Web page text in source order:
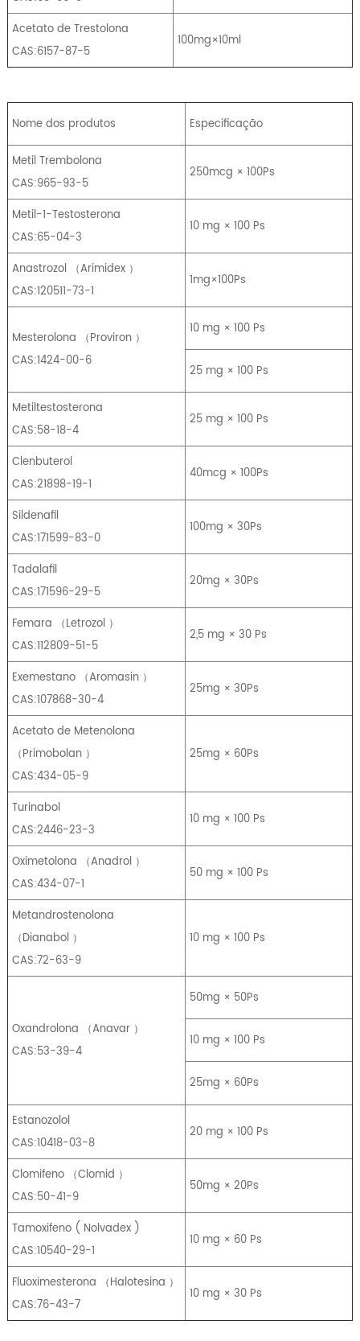
Acetato de Trestolona
CAS:6157-87-5
100mg×10ml
Nome dos produtos Especificação
Metil Trembolona
CAS:965-93-5
250mcg × 100Ps
Metil-1-Testosterona
CAS:65-04-3
10 mg × 100 Ps
Anastrozol （Arimidex ）
CAS:120511-73-1
1mg×100Ps
Mesterolona （Proviron ）
CAS:1424-00-6
10 mg × 100 Ps
25 mg × 100 Ps
Metiltestosterona
CAS:58-18-4
25 mg × 100 Ps
Clenbuterol
CAS:21898-19-1
40mcg × 100Ps
Sildenafil
CAS:171599-83-0
100mg × 30Ps
Tadalafil
CAS:171596-29-5
20mg × 30Ps
Femara （Letrozol ）
CAS:112809-51-5
2,5 mg × 30 Ps
Exemestano （Aromasin ）
CAS:107868-30-4
25mg × 30Ps
Acetato de Metenolona
（Primobolan ）
CAS:434-05-9
25mg × 60Ps
Turinabol
CAS:2446-23-3
10 mg × 100 Ps
Oximetolona （Anadrol ）
CAS:434-07-1
50 mg × 100 Ps
Metandrostenolona
（Dianabol ）
CAS:72-63-9
10 mg × 100 Ps
Oxandrolona （Anavar ）
CAS:53-39-4
50mg × 50Ps
10 mg × 100 Ps
25mg × 60Ps
Estanozolol
CAS:10418-03-8
20 mg × 100 Ps
Clomifeno （Clomid ）
CAS:50-41-9
50mg × 20Ps
Tamoxifeno ( Nolvadex )
CAS:10540-29-1
10 mg × 60 Ps
Fluoximesterona （Halotesina ）
CAS:76-43-7
10 mg × 30 Ps